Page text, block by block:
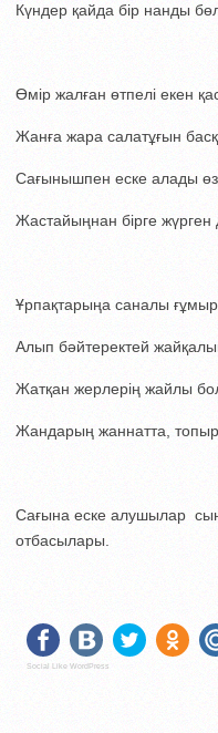
Күндер қайда бір нанды
Өмір жалған өтпелі екен
Жанға жара салатұғын
Сағынышпен еске алады
Жастайыңнан бірге жүрген
Ұрпақтарыңа саналы ғұмыр
Алып бәйтеректей
Жатқан жерлерің жайлы
Жандарың жаннатта,
Сағына еске алушылар
отбасылары.
Social Like WordPress